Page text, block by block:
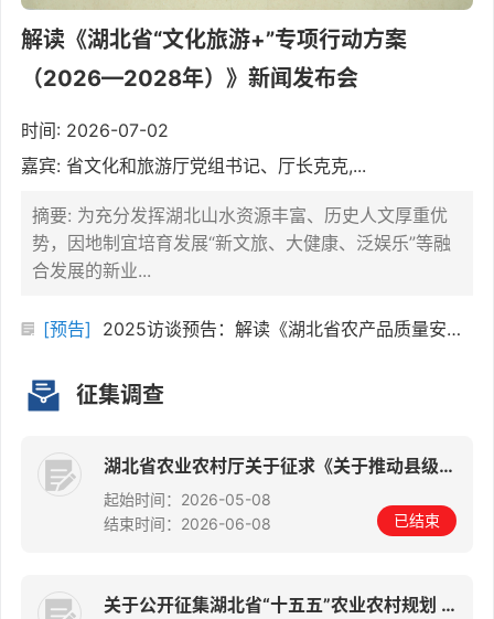
解读《湖北省“文化旅游+”专项行动方案
（2026—2028年）》新闻发布会
时间: 2026-07-02
嘉宾: 省文化和旅游厅党组书记、厅长克克,...
摘要: 为充分发挥湖北山水资源丰富、历史人文厚重优
势，因地制宜培育发展“新文旅、大健康、泛娱乐”等融
合发展的新业...
[预告] 2025访谈预告：解读《湖北省农产品质量安全条例》 ...
征集调查
已结束
湖北省农业农村厅关于征求《关于推动县级分拨中心提档升级 巩固农村寄递物流体系建设成果的通知（征求意见稿）》...
起始时间：2026-05-08
结束时间：2026-06-08
关于公开征集湖北省“十五五”农业农村规划 意见建议的公告